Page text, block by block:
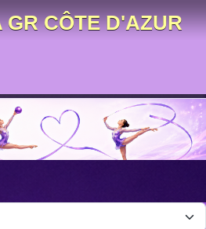
GR CÔTE D'AZUR